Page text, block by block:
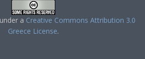
a Creative Commons Attribution 3.0
Greece License.